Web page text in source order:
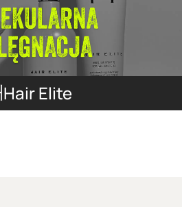
Hair Elite